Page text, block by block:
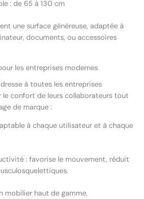
: de 65 à 130 cm
une surface généreuse, adaptée à
documents, ou accessoires
les entreprises modernes
à toutes les entreprises
le confort de leurs collaborateurs tout
de marque :
à chaque utilisateur et à chaque
: favorise le mouvement, réduit
mobilier haut de gamme,